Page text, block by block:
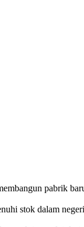
pabrik
stok dalam